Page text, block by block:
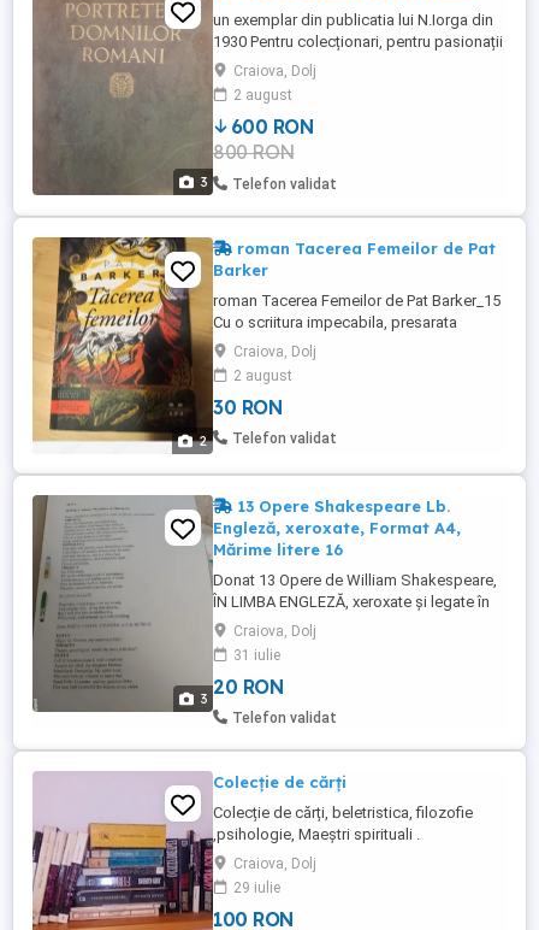
3
un exemplar din publicatia lui N.Iorga din
1930 Pentru colecționari, pentru pasionații
de istorie sau pentru lucrări specifice
studenților
Craiova, Dolj
2 august
600 RON
800 RON
Telefon validat
2
roman Tacerea Femeilor de Pat
Barker
roman Tacerea Femeilor de Pat Barker_15
Cu o scriitura impecabila, presarata
deopotriva cu momente de frumusete si
teroare, Tacerea femeilor urmareste
destinul unei femei extraordinare si reinvie
una dintre cele mai glorioase povesti ale
lumii antice. O carte splendida E ca si cum
Craiova, Dolj
2 august
30 RON
Telefon validat
3
13 Opere Shakespeare Lb.
Engleză, xeroxate, Format A4,
Mărime litere 16
Donat 13 Opere de William Shakespeare,
ÎN LIMBA ENGLEZĂ, xeroxate și legate în
dosar cu șină. Paginile sunt Format A4,
mărime litere 16. Cele 13 Operele sunt:
Comedii: 1. Visul unei nopți de vară
(Midsummer night's dream) 2. Mult
zgomot pentru nimic (Much Ado About
Craiova, Dolj
31 iulie
20 RON
Telefon validat
Colecție de cărți
Colecție de cărți, beletristica, filozofie
,psihologie, Maeștri spirituali .
Craiova, Dolj
29 iulie
100 RON